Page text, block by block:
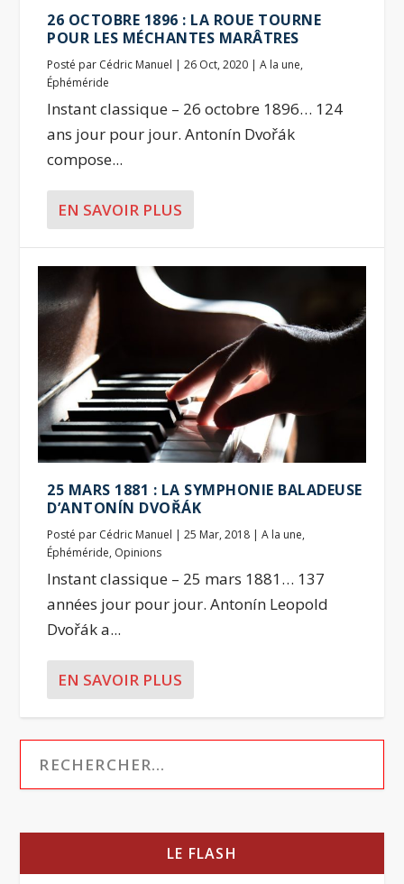
26 OCTOBRE 1896 : LA ROUE TOURNE
POUR LES MÉCHANTES MARÂTRES
Posté par Cédric Manuel |26 Oct, 2020 |A la une,
Éphéméride
Instant classique – 26 octobre 1896… 124
ans jour pour jour. Antonín Dvořák
compose...
EN SAVOIR PLUS
25 MARS 1881 : LA SYMPHONIE BALADEUSE
D’ANTONÍN DVOŘÁK
Posté par Cédric Manuel |25 Mar, 2018 |A la une,
Éphéméride, Opinions
Instant classique – 25 mars 1881… 137
années jour pour jour. Antonín Leopold
Dvořák a...
EN SAVOIR PLUS
LE FLASH